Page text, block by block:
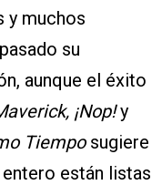
y muchos
su
aunque el éxito
¡Nop!y
Tiempo sugiere
están listas